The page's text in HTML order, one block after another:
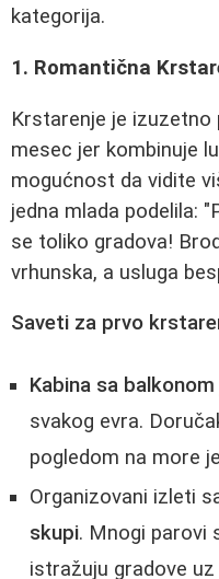
kategorija.
1. Romantična
Krstarenje je izuzetno
mesec jer kombinuje
mogućnost da vidite
jedna mlada podelila:
se toliko gradova!
vrhunska, a usluga
Saveti za prvo
Kabina sa balkonom
svakog evra.
pogledom na more
Organizovani izleti
skupi. Mnogi parovi
istražuju gradove